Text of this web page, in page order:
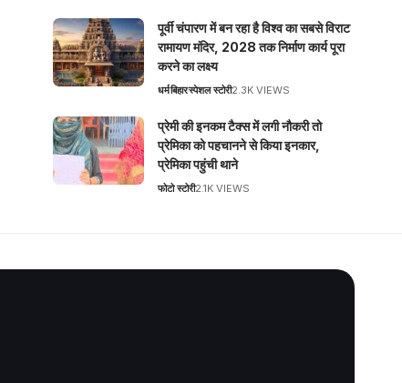
पूर्वी चंपारण में बन रहा है विश्व का सबसे विराट
रामायण मंदिर, 2028 तक निर्माण कार्य पूरा
करने का लक्ष्य
धर्मबिहारस्पेशल स्टोरी2.3K VIEWS
प्रेमी की इनकम टैक्स में लगी नौकरी तो
प्रेमिका को पहचानने से किया इनकार,
प्रेमिका पहुंची थाने
फोटो स्टोरी2.1K VIEWS